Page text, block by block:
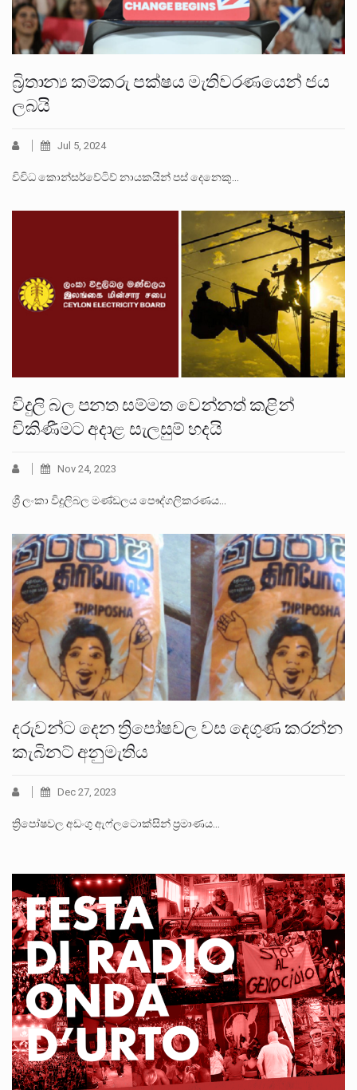
බ්‍රිතාන්‍ය කම්කරු පක්ෂය මැතිවරණයෙන් ජය
ලබයි
Jul 5, 2024
විවිධ කොන්සර්වේටිව් නායකයින් පස් දෙනෙකු…
විදුලි බල පනත සම්මත වෙන්නත් කළින්
විකිණීමට අදාළ සැලසුම් හදයි
Nov 24, 2023
ශ්‍රී ලංකා විදුලිබල මණ්ඩලය පෞද්ගලිකරණය…
දරුවන්ට දෙන ත්‍රිපෝෂවල වස දෙගුණ කරන්න
කැබිනට් අනුමැතිය
Dec 27, 2023
ත්‍රිපෝෂවල අඩංගු ඇෆ්ලටොක්සින් ප්‍රමාණය…